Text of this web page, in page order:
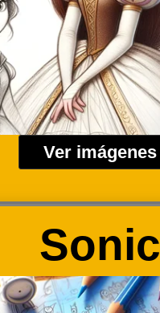
Ver imágenes
Sonic